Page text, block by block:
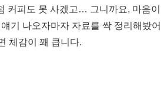
커피도 못 사겠고… 그니까요, 마음이
기 나오자마자 자료를 싹 정리해봤어
체감이 꽤 큽니다.